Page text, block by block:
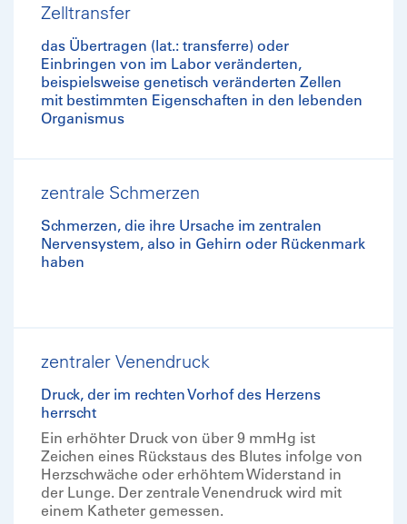
Zelltransfer
das Übertragen (lat.: transferre) oder
Einbringen von im Labor veränderten,
beispielsweise genetisch veränderten Zellen
mit bestimmten Eigenschaften in den lebenden
Organismus
zentrale Schmerzen
Schmerzen, die ihre Ursache im zentralen
Nervensystem, also in Gehirn oder Rückenmark
haben
zentraler Venendruck
Druck, der im rechten Vorhof des Herzens
herrscht
Ein erhöhter Druck von über 9 mmHg ist
Zeichen eines Rückstaus des Blutes infolge von
Herzschwäche oder erhöhtem Widerstand in
der Lunge. Der zentrale Venendruck wird mit
einem Katheter gemessen.